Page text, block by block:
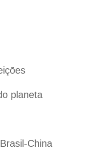
planeta
China